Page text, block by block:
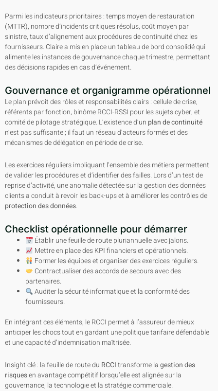
Parmi les indicateurs prioritaires : temps moyen de restauration
(MTTR), nombre d’incidents critiques résolus, coût moyen par
sinistre, taux d’alignement aux procédures de continuité chez les
fournisseurs. Claire a mis en place un tableau de bord consolidé qui
alimente les instances de gouvernance chaque trimestre, permettant
des décisions rapides en cas d’événement.
Gouvernance et organigramme opérationnel
Le plan prévoit des rôles et responsabilités clairs : cellule de crise,
référents par fonction, binôme RCCI-RSSI pour les sujets cyber, et
comité de pilotage stratégique. L’existence d’un plan de continuité
n’est pas suffisante ; il faut un réseau d’acteurs formés et des
mécanismes de délégation en période de crise.
Les exercices réguliers impliquant l’ensemble des métiers permettent
de valider les procédures et d’identifier des failles. Lors d’un test de
reprise d’activité, une anomalie détectée sur la gestion des données
clients a conduit à revoir les back-ups et à améliorer les contrôles de
protection des données.
Checklist opérationnelle pour démarrer
Établir une feuille de route pluriannuelle avec jalons.
Mettre en place des KPI financiers et opérationnels.
Former les équipes et organiser des exercices réguliers.
Contractualiser des accords de secours avec des
partenaires.
Auditer la sécurité informatique et la conformité des
fournisseurs.
En intégrant ces éléments, le RCCI permet à l’assureur de mieux
anticiper les chocs tout en gardant une politique tarifaire défendable
et une capacité d’indemnisation maîtrisée.
Insight clé : la feuille de route du RCCItransforme lagestion des
risquesen avantage compétitif lorsqu’elle est alignée sur la
gouvernance, la technologie et la stratégie commerciale.